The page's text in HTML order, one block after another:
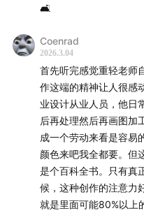
00:04:40巴特莱特实验：
00:11:54内容创作没有绝
00:13:48AI 写南斯拉夫历
00:20:11论文解释为何
00:22:13 材料本身就是讲
🛋
Coenrad
2026.3.04
首先听完感觉重轻老师
作这端的精神让人很感
业设计从业人员，他日
后再处理然后再画图加
成一个劳动来看是容易
颜色来吧我全都要。但
是个百科全书。只有真
候，这种创作的注意力
就是里面可能80%以上